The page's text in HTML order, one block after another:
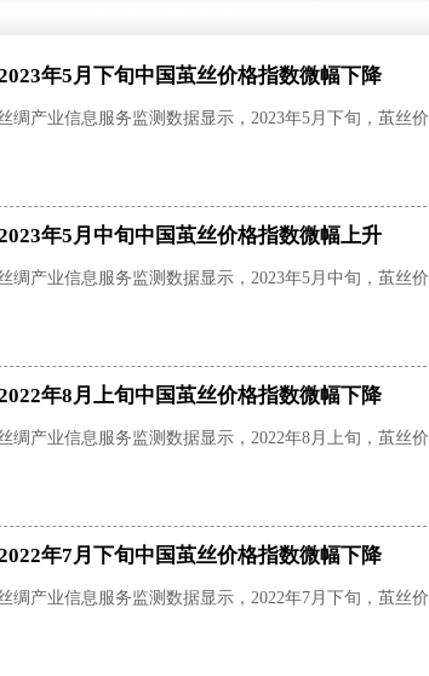
年5月下旬中国茧丝价格指数微幅下降
绸产业信息服务监测数据显示，2023年5月下旬，茧丝
年5月中旬中国茧丝价格指数微幅上升
绸产业信息服务监测数据显示，2023年5月中旬，茧丝
年8月上旬中国茧丝价格指数微幅下降
绸产业信息服务监测数据显示，2022年8月上旬，茧丝
年7月下旬中国茧丝价格指数微幅下降
绸产业信息服务监测数据显示，2022年7月下旬，茧丝